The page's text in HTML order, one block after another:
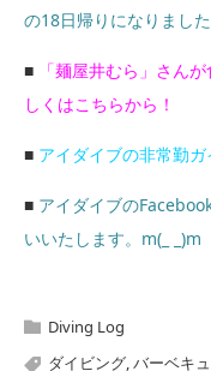
の18日帰りになりまし
■
「麺屋井むら」さん
しくはこちらから！
■ アイダイブの非常勤
■ アイダイブの
いいたします。m(_ _)m
Diving Log
ダイビング,バーベキ